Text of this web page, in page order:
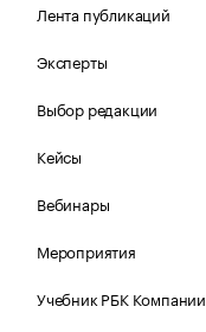
Лента публикаций
Эксперты
Выбор редакции
Кейсы
Вебинары
Мероприятия
Учебник РБК Компании